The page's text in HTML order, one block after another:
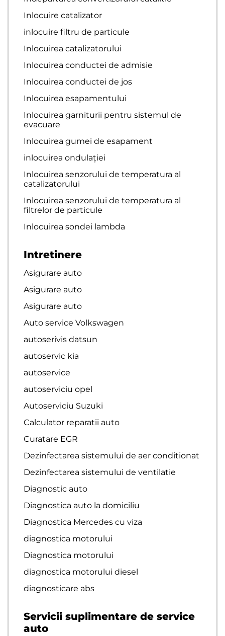
Inlocuire catalizator
inlocuire filtru de particule
Inlocuirea catalizatorului
Inlocuirea conductei de admisie
Inlocuirea conductei de jos
Inlocuirea esapamentului
Inlocuirea garniturii pentru sistemul de
evacuare
Inlocuirea gumei de esapament
inlocuirea ondulației
Inlocuirea senzorului de temperatura al
catalizatorului
Inlocuirea senzorului de temperatura al
filtrelor de particule
Inlocuirea sondei lambda
Intretinere
Asigurare auto
Asigurare auto
Asigurare auto
Auto service Volkswagen
autoserivis datsun
autoservic kia
autoservice
autoserviciu opel
Autoserviciu Suzuki
Calculator reparatii auto
Curatare EGR
Dezinfectarea sistemului de aer conditionat
Dezinfectarea sistemului de ventilatie
Diagnostic auto
Diagnostica auto la domiciliu
Diagnostica Mercedes cu viza
diagnostica motorului
Diagnostica motorului
diagnostica motorului diesel
diagnosticare abs
Servicii suplimentare de service
auto